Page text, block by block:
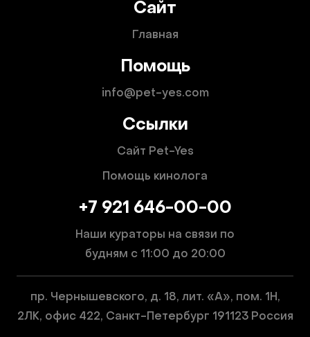
Сайт
Главная
Помощь
info@pet-yes.com
Ссылки
Сайт Pet-Yes
Помощь кинолога
+7 921 646-00-00
Наши кураторы на связи по
будням с 11:00 до 20:00
пр. Чернышевского, д. 18, лит. «А», пом. 1Н,
2ЛК, офис 422, Санкт-Петербург 191123 Россия